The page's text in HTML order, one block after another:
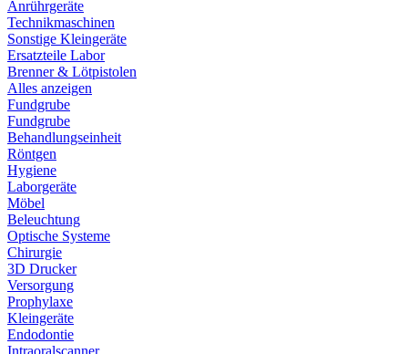
Anrührgeräte
Technikmaschinen
Sonstige Kleingeräte
Ersatzteile Labor
Brenner & Lötpistolen
Alles anzeigen
Fundgrube
Fundgrube
Behandlungseinheit
Röntgen
Hygiene
Laborgeräte
Möbel
Beleuchtung
Optische Systeme
Chirurgie
3D Drucker
Versorgung
Prophylaxe
Kleingeräte
Endodontie
Intraoralscanner